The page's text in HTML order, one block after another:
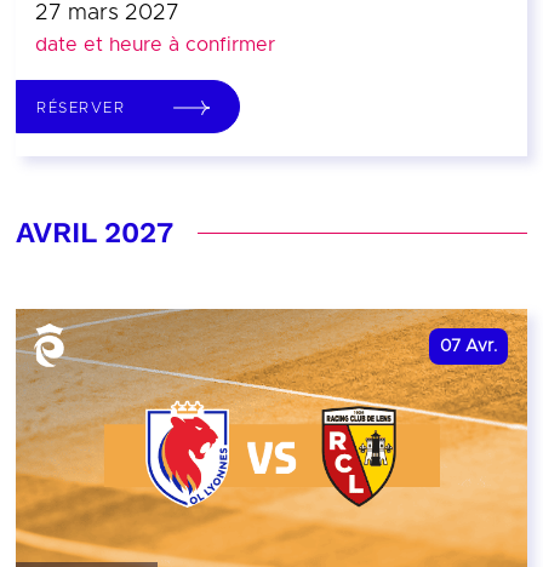
27 mars 2027
date et heure à confirmer
RÉSERVER
AVRIL 2027
07 Avr.